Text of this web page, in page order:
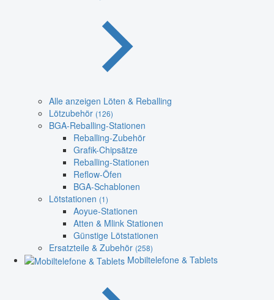
Alle anzeigen Löten & Reballing
Lötzubehör (126)
BGA-Reballing-Stationen
Reballing-Zubehör
Grafik-Chipsätze
Reballing-Stationen
Reflow-Öfen
BGA-Schablonen
Lötstationen (1)
Aoyue-Stationen
Atten & Mlink Stationen
Günstige Lötstationen
Ersatzteile & Zubehör (258)
Mobiltelefone & Tablets